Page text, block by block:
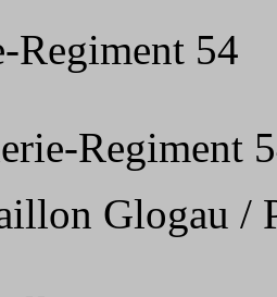
54
Regiment
Glogau /